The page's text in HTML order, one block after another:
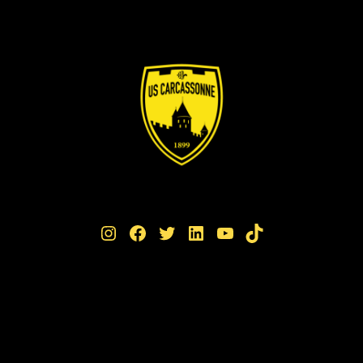
Instagram Facebook Twitter LinkedIn YouTube TikTok